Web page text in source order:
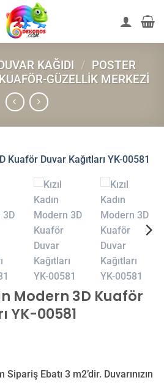
KAĞIDI / POSTER
KUAFÖR-GÜZELLIK MERKEZI
Modern 3D Kuaför
YK-00581
Ebatı 3 m2’dir. Duvarınızın